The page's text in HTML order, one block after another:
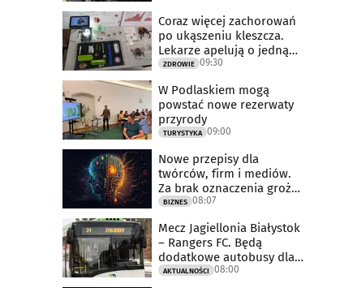
Coraz więcej zachorowań
po ukąszeniu kleszcza.
Lekarze apelują o jedną
rzecz
ZDROWIE 09:30
W Podlaskiem mogą
powstać nowe rezerwaty
przyrody
TURYSTYKA 09:00
Nowe przepisy dla
twórców, firm i mediów.
Za brak oznaczenia grożą
milionowe
BIZNES 08:07
Mecz Jagiellonia Białystok
– Rangers FC. Będą
dodatkowe autobusy dla
kibiców
AKTUALNOŚCI 08:00